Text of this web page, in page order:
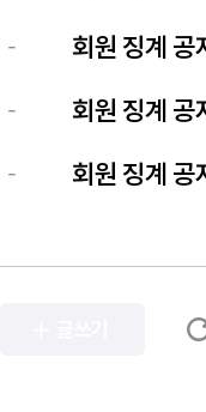
- 회원 징계 공
- 회원 징계 공
- 회원 징계 공